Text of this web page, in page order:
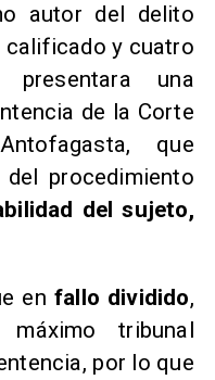
autor del delito
calificado y cuatro
presentara una
de la Corte
que
procedimiento
del sujeto,
en fallo dividido,
tribunal
por lo que